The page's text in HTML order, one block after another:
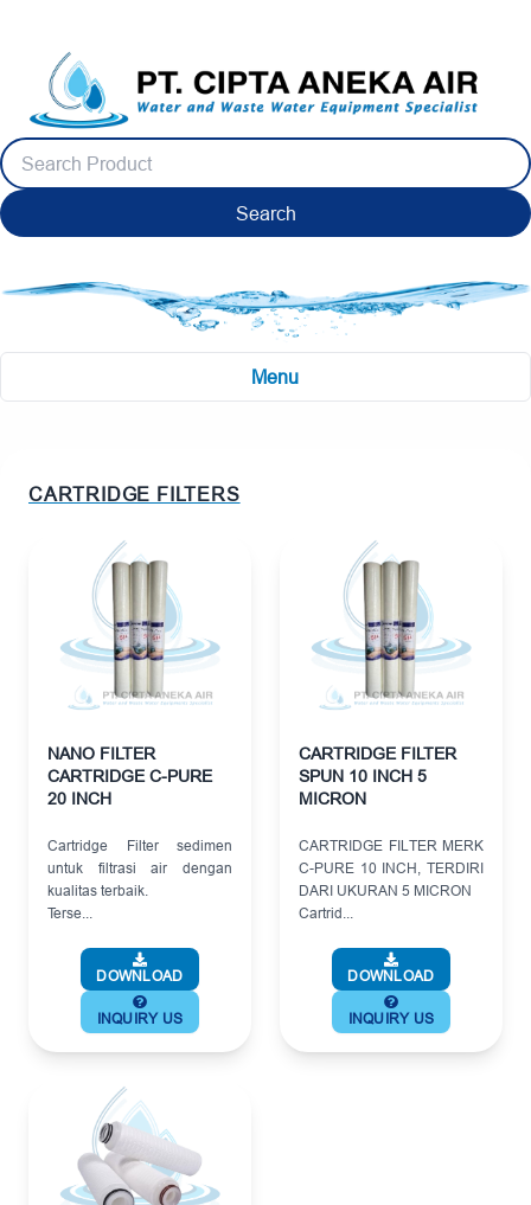
Search
Menu
CARTRIDGE FILTERS
NANO FILTER
CARTRIDGE C-PURE
20 INCH
Cartridge Filter sedimen
untuk filtrasi air dengan
kualitas terbaik.
Terse...
DOWNLOAD
INQUIRY US
CARTRIDGE FILTER
SPUN 10 INCH 5
MICRON
CARTRIDGE FILTER MERK
C-PURE 10 INCH, TERDIRI
DARI UKURAN 5 MICRON
Cartrid...
DOWNLOAD
INQUIRY US